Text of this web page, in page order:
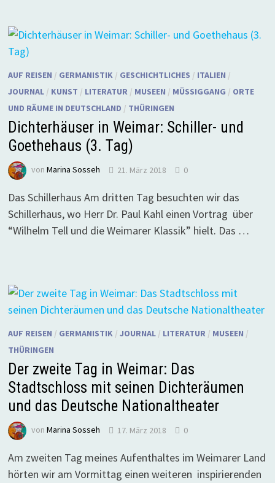
AUF REISEN / GERMANISTIK/ GESCHICHTLICHES / ITALIEN /
JOURNAL/ KUNST / LITERATUR / MUSEEN / MÜSSIGGANG / ORTE
UND RÄUME IN DEUTSCHLAND / THÜRINGEN
Dichterhäuser in Weimar: Schiller- und
Goethehaus (3. Tag)
von Marina Sosseh 21. März 2018 0
Das Schillerhaus Am dritten Tag besuchten wir das
Schillerhaus, wo Herr Dr. Paul Kahl einen Vortrag über
“Wilhelm Tell und die Weimarer Klassik” hielt. Das …
AUF REISEN / GERMANISTIK/ JOURNAL/ LITERATUR / MUSEEN /
THÜRINGEN
Der zweite Tag in Weimar: Das
Stadtschloss mit seinen Dichteräumen
und das Deutsche Nationaltheater
von Marina Sosseh 17. März 2018 0
Am zweiten Tag meines Aufenthaltes im Weimarer Land
hörten wir am Vormittag einen weiteren inspirierenden